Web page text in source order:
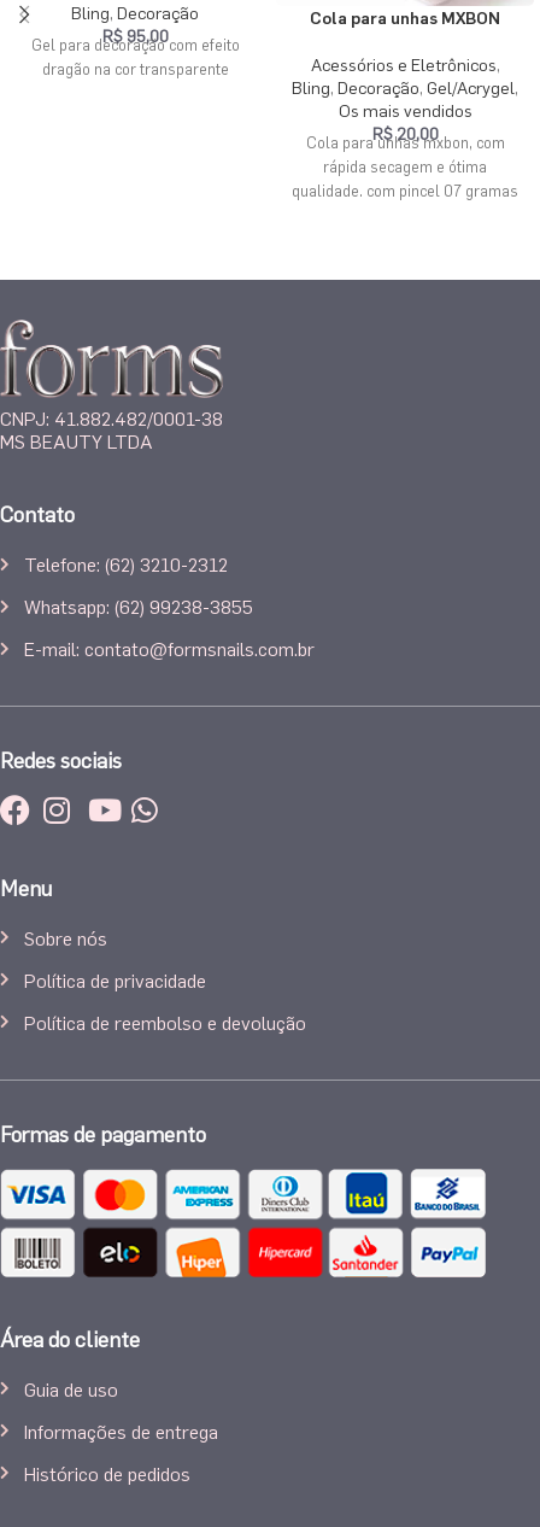
Bling, Decoração
R$95,00
Gel para decoração com efeito
dragão na cor transparente
Cola para unhas MXBON
Acessórios e Eletrônicos,
Bling, Decoração, Gel/Acrygel,
Os mais vendidos
R$20,00
Cola para unhas mxbon, com
rápida secagem e ótima
qualidade. com pincel 07 gramas
CNPJ: 41.882.482/0001-38
MS BEAUTY LTDA
Contato
Telefone: (62) 3210-2312
Whatsapp: (62) 99238-3855
E-mail: contato@formsnails.com.br
Redes sociais
Menu
Sobre nós
Política de privacidade
Política de reembolso e devolução
Formas de pagamento
Área do cliente
Guia de uso
Informações de entrega
Histórico de pedidos